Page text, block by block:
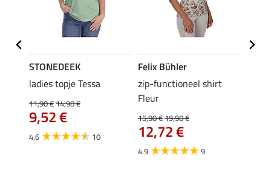
STONEDEEK
ladies topje Tessa
11,90 €14,90 €
9,52 €
4.6 10
Felix Bühler
zip-functioneel shirt
Fleur
15,90 €19,90 €
12,72 €
4.9 9